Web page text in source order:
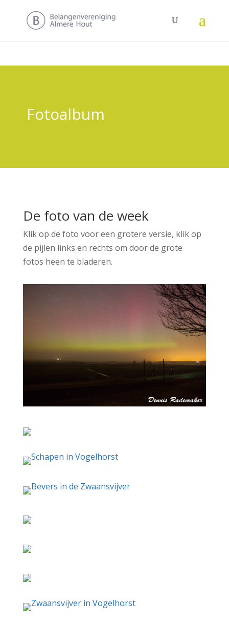
Fotoalbum
De foto van de week
Klik op de foto voor een grotere versie, klik op
de pijlen links en rechts om door de grote
fotos heen te bladeren.